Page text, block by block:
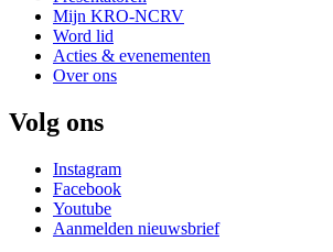
Mijn KRO-NCRV
Word lid
Acties & evenementen
Over ons
Volg ons
Instagram
Facebook
Youtube
Aanmelden nieuwsbrief